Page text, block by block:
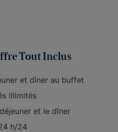
Tout Inclus
et dîner au buffet
illimités
et le dîner
h/24